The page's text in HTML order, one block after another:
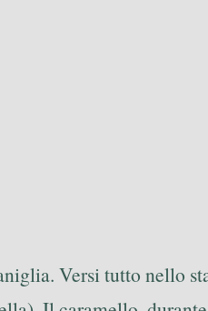
Versi tutto nello